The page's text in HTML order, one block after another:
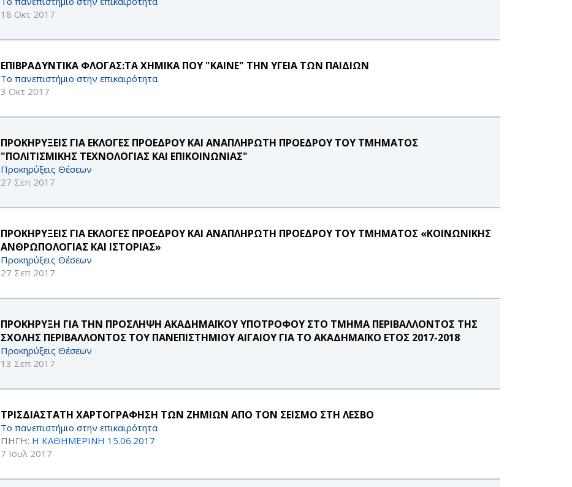
18 Οκτ 2017
ΕΠΙΒΡΑΔΥΝΤΙΚΑ ΦΛΟΓΑΣ:ΤΑ ΧΗΜΙΚΑ ΠΟΥ "ΚΑΙΝΕ" ΤΗΝ ΥΓΕΙΑ ΤΩΝ ΠΑΙΔΙΩΝ
Το πανεπιστήμιο στην επικαιρότητα
3 Οκτ 2017
ΠΡΟΚΗΡΥΞΕΙΣ ΓΙΑ ΕΚΛΟΓΕΣ ΠΡΟΕΔΡΟΥ ΚΑΙ ΑΝΑΠΛΗΡΩΤΗ ΠΡΟΕΔΡΟΥ ΤΟΥ ΤΜΗΜΑΤΟΣ
"ΠΟΛΙΤΙΣΜΙΚΗΣ ΤΕΧΝΟΛΟΓΙΑΣ ΚΑΙ ΕΠΙΚΟΙΝΩΝΙΑΣ"
Προκηρύξεις Θέσεων
27 Σεπ 2017
ΠΡΟΚΗΡΥΞΕΙΣ ΓΙΑ ΕΚΛΟΓΕΣ ΠΡΟΕΔΡΟΥ ΚΑΙ ΑΝΑΠΛΗΡΩΤΗ ΠΡΟΕΔΡΟΥ ΤΟΥ ΤΜΗΜΑΤΟΣ «ΚΟΙΝΩΝΙΚΗΣ
ΑΝΘΡΩΠΟΛΟΓΙΑΣ ΚΑΙ ΙΣΤΟΡΙΑΣ»
Προκηρύξεις Θέσεων
27 Σεπ 2017
ΠΡΟΚΗΡΥΞΗ ΓΙΑ ΤΗΝ ΠΡΟΣΛΗΨΗ ΑΚΑΔΗΜΑΪΚΟΥ ΥΠΟΤΡΟΦΟΥ ΣΤΟ ΤΜΗΜΑ ΠΕΡΙΒΑΛΛΟΝΤΟΣ ΤΗΣ
ΣΧΟΛΗΣ ΠΕΡΙΒΑΛΛΟΝΤΟΣ ΤΟΥ ΠΑΝΕΠΙΣΤΗΜΙΟΥ ΑΙΓΑΙΟΥ ΓΙΑ ΤΟ ΑΚΑΔΗΜΑΪΚΟ ΕΤΟΣ 2017-2018
Προκηρύξεις Θέσεων
13 Σεπ 2017
ΤΡΙΣΔΙΑΣΤΑΤΗ ΧΑΡΤΟΓΡΑΦΗΣΗ ΤΩΝ ΖΗΜΙΩΝ ΑΠΟ ΤΟΝ ΣΕΙΣΜΟ ΣΤΗ ΛΕΣΒΟ
Το πανεπιστήμιο στην επικαιρότητα
ΠΗΓΗ: Η ΚΑΘΗΜΕΡΙΝΗ 15.06.2017
7 Ιουλ 2017